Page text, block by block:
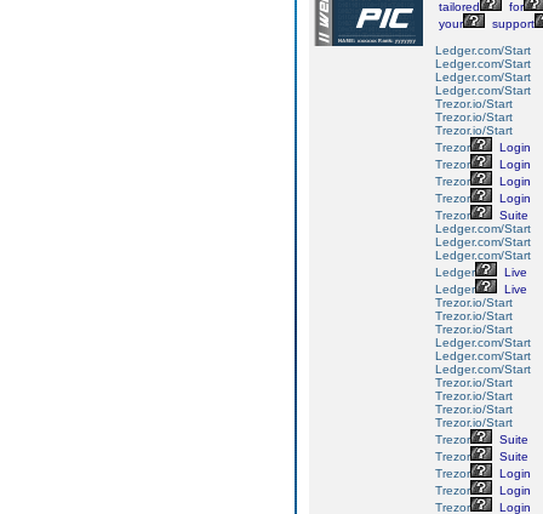
tailored
for
your
support
Ledger.com/Start
Ledger.com/Start
Ledger.com/Start
Ledger.com/Start
Trezor.io/Start
Trezor.io/Start
Trezor.io/Start
Trezor
Login
Trezor
Login
Trezor
Login
Trezor
Login
Trezor
Suite
Ledger.com/Start
Ledger.com/Start
Ledger.com/Start
Ledger
Live
Ledger
Live
Trezor.io/Start
Trezor.io/Start
Trezor.io/Start
Ledger.com/Start
Ledger.com/Start
Ledger.com/Start
Trezor.io/Start
Trezor.io/Start
Trezor.io/Start
Trezor.io/Start
Trezor
Suite
Trezor
Suite
Trezor
Login
Trezor
Login
Trezor
Login